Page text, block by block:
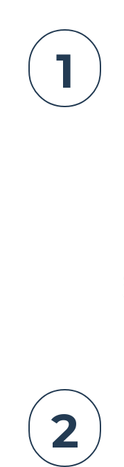
1
2